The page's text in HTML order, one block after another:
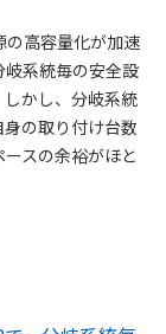
の高容量化が加速
系統毎の安全設
かし、分岐系統
の取り付け台数
スの余裕がほと